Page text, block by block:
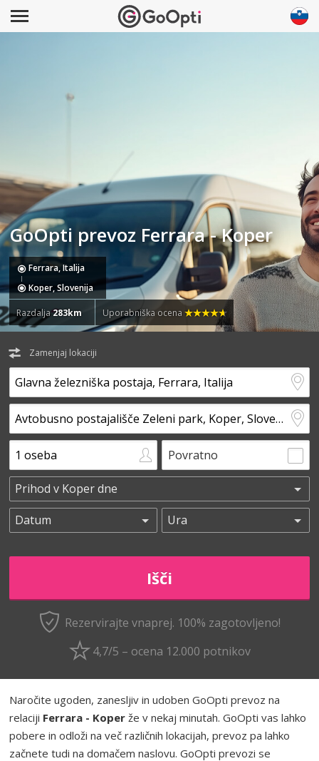
GoOpti prevoz Ferrara - Koper
Ferrara, Italija
Koper, Slovenija
Razdalja283km Uporabniška ocena
Zamenjaj lokaciji
Povratno
Rezervirajte vnaprej. 100% zagotovljeno!
4,7/5 – ocena 12.000 potnikov
Naročite ugoden, zanesljiv in udoben GoOpti prevoz na
relaciji Ferrara - Koper že v nekaj minutah. GoOpti vas lahko
pobere in odloži na več različnih lokacijah, prevoz pa lahko
začnete tudi na domačem naslovu. GoOpti prevozi se